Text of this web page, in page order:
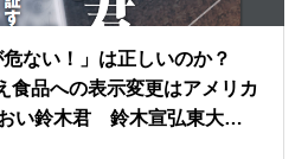
ない！」は正しいのか？
食品への表示変更はアメリカ
い鈴木君 鈴木宣弘東大教